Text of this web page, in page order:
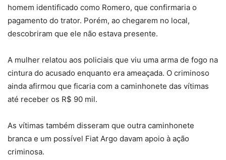
homem identificado como Romero, que confirmaria o
pagamento do trator. Porém, ao chegarem no local,
descobriram que ele não estava presente.
A mulher relatou aos policiais que viu uma arma de fogo na
cintura do acusado enquanto era ameaçada. O criminoso
ainda afirmou que ficaria com a caminhonete das vítimas
até receber os R$ 90 mil.
As vítimas também disseram que outra caminhonete
branca e um possível Fiat Argo davam apoio à ação
criminosa.